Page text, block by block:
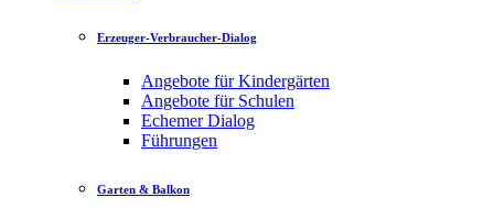
Erzeuger-Verbraucher-Dialog
Angebote für Kindergärten
Angebote für Schulen
Echemer Dialog
Führungen
Garten & Balkon